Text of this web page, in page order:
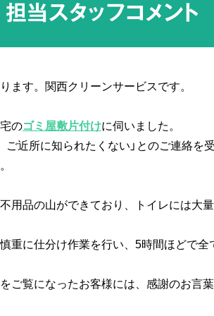
担当スタッフコメント
ます。関西クリーンサービスです。
のゴミ屋敷片付けに伺いました。
ご近所に知られたくない」とのご連絡を
用品の山ができており、トイレには大
重に仕分け作業を行い、5時間ほどで全
ご覧になったお客様には、感謝のお言